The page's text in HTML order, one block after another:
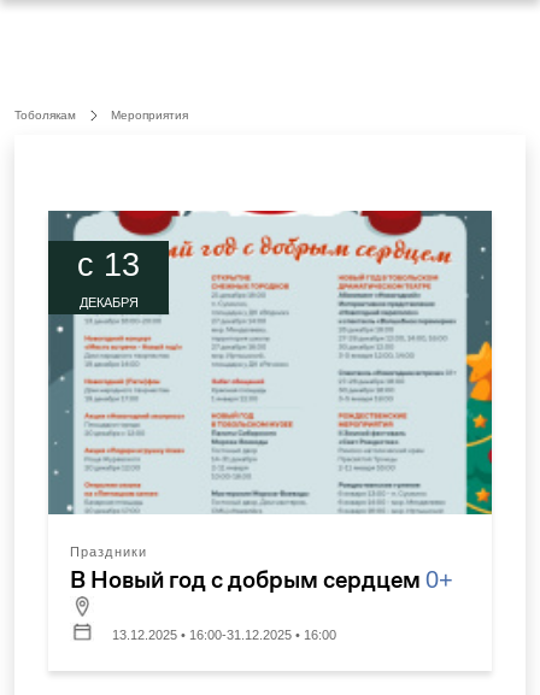
Тоболякам Мероприятия
c 13
ДЕКАБРЯ
Праздники
В Новый год с добрым сердцем 0+
13.12.2025 • 16:00-31.12.2025 • 16:00